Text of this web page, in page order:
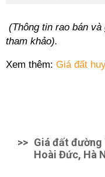
(Thông tin rao bán
tham khảo).
Xem thêm: Giá đất
>> Giá đất đường
Hoài Đức, Hà